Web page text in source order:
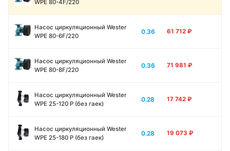
WPE 80-4F/220
Насос циркуляционный Wester
WPE 80-6F/220
0.36 61 712 ₽
Насос циркуляционный Wester
WPE 80-8F/220
0.36 71 981 ₽
Насос циркуляционный Wester
WPE 25-120 P (без гаек)
0.28 17 742 ₽
Насос циркуляционный Wester
WPE 25-180 P (без гаек)
0.28 19 073 ₽